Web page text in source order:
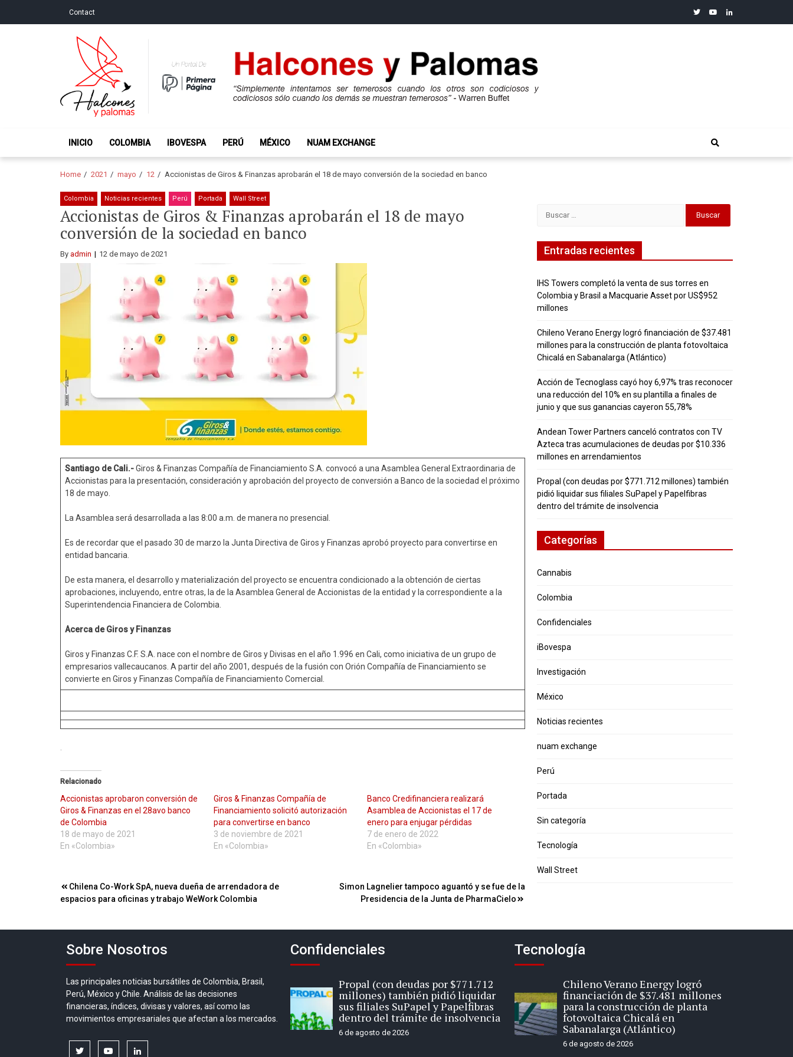
Contact twitteryoutubelinkedin
Halcones y Palomas
INICIO COLOMBIA IBOVESPA PERÚ MÉXICO NUAM EXCHANGE
Home 2021 mayo 12 Accionistas de Giros & Finanzas aprobarán el 18 de mayo conversión de la sociedad en banco
Colombia Noticias recientes Perú Portada Wall Street
Accionistas de Giros & Finanzas aprobarán el 18 de mayo
conversión de la sociedad en banco
By admin 12 de mayo de 2021
Santiago de Cali.-Giros & Finanzas Compañía de Financiamiento S.A. convocó a una Asamblea General Extraordinaria de
Accionistas para la presentación, consideración y aprobación del proyecto de conversión a Banco de la sociedad el próximo
18 de mayo.
La Asamblea será desarrollada a las 8:00 a.m. de manera no presencial.
Es de recordar que el pasado 30 de marzo la Junta Directiva de Giros y Finanzas aprobó proyecto para convertirse en
entidad bancaria.
De esta manera, el desarrollo y materialización del proyecto se encuentra condicionado a la obtención de ciertas
aprobaciones, incluyendo, entre otras, la de la Asamblea General de Accionistas de la entidad y la correspondiente a la
Superintendencia Financiera de Colombia.
Acerca de Giros y Finanzas
Giros y Finanzas C.F. S.A. nace con el nombre de Giros y Divisas en el año 1.996 en Cali, como iniciativa de un grupo de
empresarios vallecaucanos. A partir del año 2001, después de la fusión con Orión Compañía de Financiamiento se
convierte en Giros y Finanzas Compañía de Financiamiento Comercial.
Relacionado
Accionistas aprobaron conversión de
Giros & Finanzas en el 28avo banco
de Colombia
18 de mayo de 2021
En «Colombia»
Giros & Finanzas Compañía de
Financiamiento solicitó autorización
para convertirse en banco
3 de noviembre de 2021
En «Colombia»
Banco Credifinanciera realizará
Asamblea de Accionistas el 17 de
enero para enjugar pérdidas
7 de enero de 2022
En «Colombia»
Navegación
de
entradas
Chilena Co-Work SpA, nueva dueña de arrendadora de
espacios para oficinas y trabajo WeWork Colombia
Simon Lagnelier tampoco aguantó y se fue de la
Presidencia de la Junta de PharmaCielo
Entradas recientes
IHS Towers completó la venta de sus torres en
Colombia y Brasil a Macquarie Asset por US$952
millones
Chileno Verano Energy logró financiación de $37.481
millones para la construcción de planta fotovoltaica
Chicalá en Sabanalarga (Atlántico)
Acción de Tecnoglass cayó hoy 6,97% tras reconocer
una reducción del 10% en su plantilla a finales de
junio y que sus ganancias cayeron 55,78%
Andean Tower Partners canceló contratos con TV
Azteca tras acumulaciones de deudas por $10.336
millones en arrendamientos
Propal (con deudas por $771.712 millones) también
pidió liquidar sus filiales SuPapel y Papelfibras
dentro del trámite de insolvencia
Categorías
Cannabis
Colombia
Confidenciales
iBovespa
Investigación
México
Noticias recientes
nuam exchange
Perú
Portada
Sin categoría
Tecnología
Wall Street
Sobre Nosotros
Las principales noticias bursátiles de Colombia, Brasil,
Perú, México y Chile. Análisis de las decisiones
financieras, índices, divisas y valores, así como las
movimientos empresariales que afectan a los mercados.
twitter youtubelinkedin
Confidenciales
Propal (con deudas por $771.712
millones) también pidió liquidar
sus filiales SuPapel y Papelfibras
dentro del trámite de insolvencia
6 de agosto de 2026
Tecnología
Chileno Verano Energy logró
financiación de $37.481 millones
para la construcción de planta
fotovoltaica Chicalá en
Sabanalarga (Atlántico)
6 de agosto de 2026